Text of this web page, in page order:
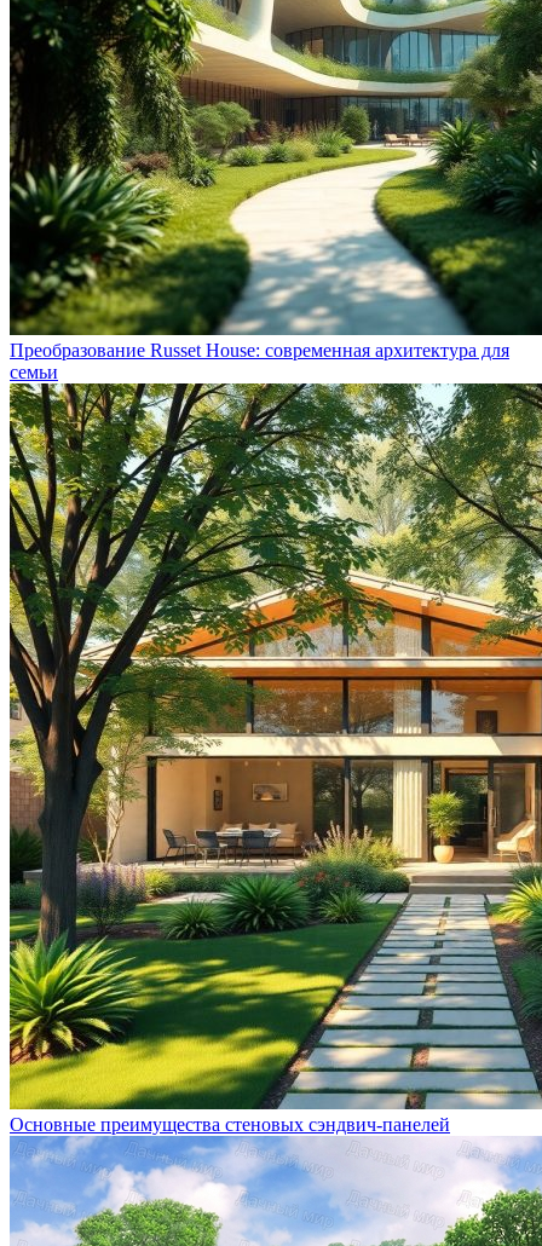
Преобразование Russet House: современная архитектура для
семьи
Основные преимущества стеновых сэндвич-панелей